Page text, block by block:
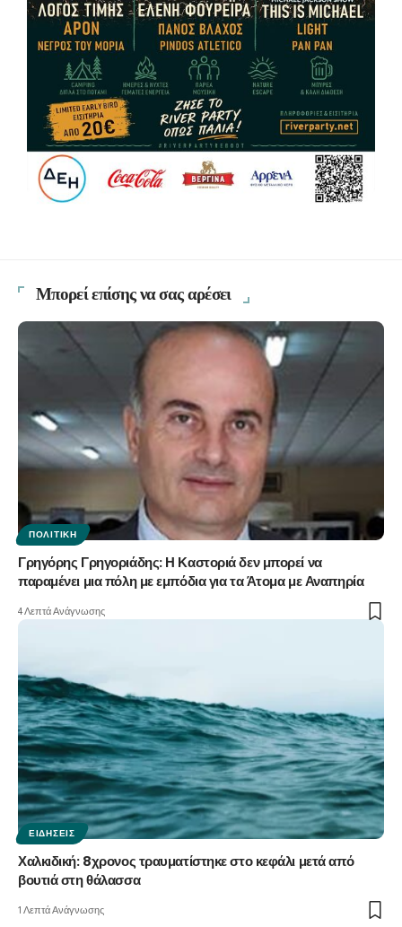
Μπορεί επίσης να σας αρέσει
ΠΟΛΙΤΙΚΉ
Γρηγόρης Γρηγοριάδης: Η Καστοριά δεν μπορεί να
παραμένει μια πόλη με εμπόδια για τα Άτομα με Αναπηρία
4 Λεπτά Ανάγνωσης
ΕΙΔΉΣΕΙΣ
Χαλκιδική: 8χρονος τραυματίστηκε στο κεφάλι μετά από
βουτιά στη θάλασσα
1 Λεπτά Ανάγνωσης